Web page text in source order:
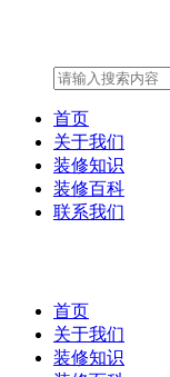
首页
关于我们
装修知识
装修百科
联系我们
首页
关于我们
装修知识